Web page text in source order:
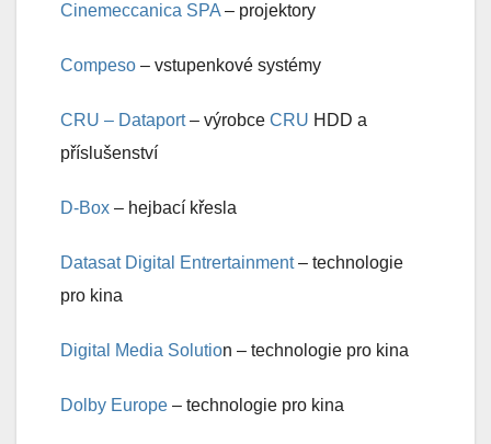
Cinemeccanica SPA – projektory
Compeso – vstupenkové systémy
CRU – Dataport– výrobce CRU HDD a
příslušenství
D-Box – hejbací křesla
Datasat Digital Entrertainment– technologie
pro kina
Digital Media Solution – technologie pro kina
Dolby Europe – technologie pro kina